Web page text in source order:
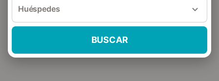
Huéspedes
BUSCAR